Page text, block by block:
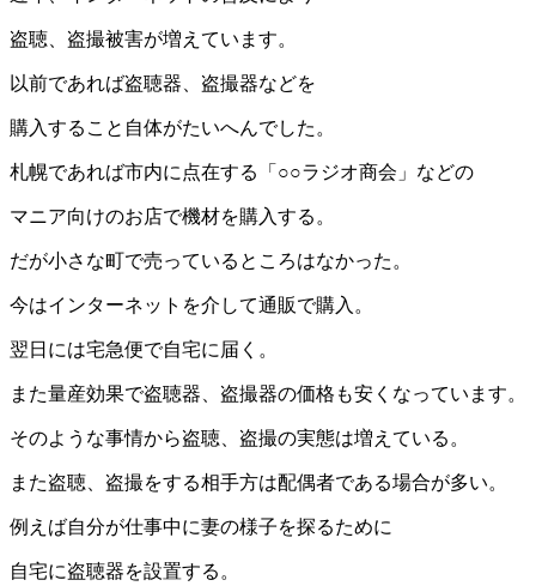
盗聴、盗撮被害が増えています。
以前であれば盗聴器、盗撮器などを
購入すること自体がたいへんでした。
札幌であれば市内に点在する「○○ラジオ商会」などの
マニア向けのお店で機材を購入する。
だが小さな町で売っているところはなかった。
今はインターネットを介して通販で購入。
翌日には宅急便で自宅に届く。
また量産効果で盗聴器、盗撮器の価格も安くなっています。
そのような事情から盗聴、盗撮の実態は増えている。
また盗聴、盗撮をする相手方は配偶者である場合が多い。
例えば自分が仕事中に妻の様子を探るために
自宅に盗聴器を設置する。